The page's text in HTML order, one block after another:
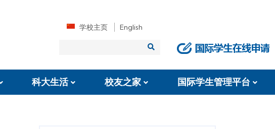
学校主页 English
科大生活 校友之家 国际学生管理平台